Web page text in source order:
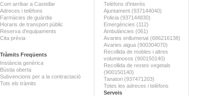
Com arribar a Castellar
Adreces i telèfons
Farmàcies de guàrdia
Horaris de transport públic
Reserva d'equipaments
Cita prèvia
Tràmits Freqüents
Instància genèrica
Bústia oberta
Subvencions per a la contractació
Tots els tràmits
Telèfons d'interès
Ajuntament (937144040)
Policia (937144830)
Emergències (112)
Ambulàncies (061)
Avaries enllumenat (686216138)
Avaries aigua (900304070)
Recollida de mobles i altres
voluminosos (900150140)
Recollida de restes vegetals
(900150140)
Tanatori (937471203)
Totes les adreces i telèfons
Serveis